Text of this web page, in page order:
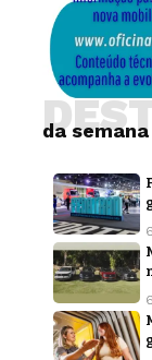
da semana